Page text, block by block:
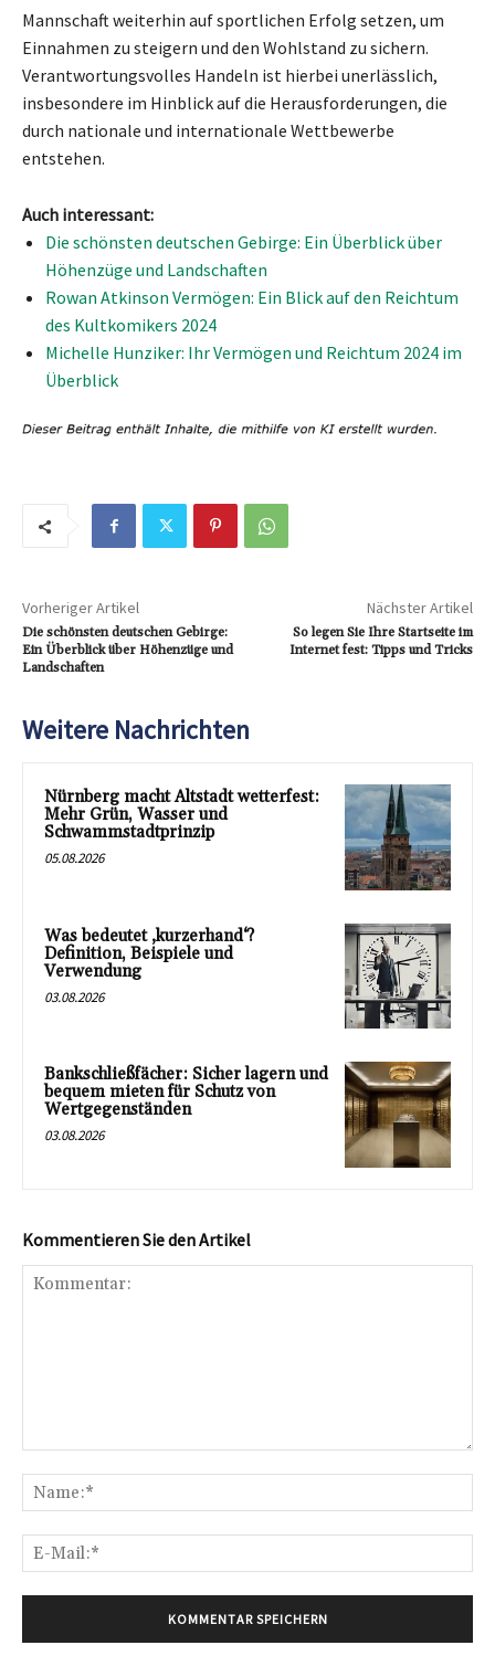
Mannschaft weiterhin auf sportlichen Erfolg setzen, um
Einnahmen zu steigern und den Wohlstand zu sichern.
Verantwortungsvolles Handeln ist hierbei unerlässlich,
insbesondere im Hinblick auf die Herausforderungen, die
durch nationale und internationale Wettbewerbe
entstehen.
Auch interessant:
Die schönsten deutschen Gebirge: Ein Überblick über
Höhenzüge und Landschaften
Rowan Atkinson Vermögen: Ein Blick auf den Reichtum
des Kultkomikers 2024
Michelle Hunziker: Ihr Vermögen und Reichtum 2024 im
Überblick
Vorheriger Artikel
Die schönsten deutschen Gebirge:
Ein Überblick über Höhenzüge und
Landschaften
Nächster Artikel
So legen Sie Ihre Startseite im
Internet fest: Tipps und Tricks
Weitere Nachrichten
Nürnberg macht Altstadt wetterfest:
Mehr Grün, Wasser und
Schwammstadtprinzip
05.08.2026
Was bedeutet ‚kurzerhand‘?
Definition, Beispiele und
Verwendung
03.08.2026
Bankschließfächer: Sicher lagern und
bequem mieten für Schutz von
Wertgegenständen
03.08.2026
Kommentieren Sie den Artikel